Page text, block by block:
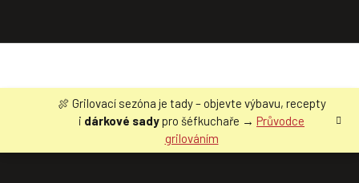
🍖 Grilovací sezóna je tady – objevte výbavu, recepty
i dárkové sadypro šéfkuchaře → Průvodce
grilováním